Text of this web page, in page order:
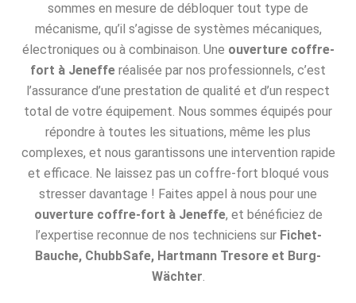
sommes en mesure de débloquer tout type de
mécanisme, qu’il s’agisse de systèmes mécaniques,
électroniques ou à combinaison. Une ouverture coffre-
fort à Jeneffe réalisée par nos professionnels, c’est
l’assurance d’une prestation de qualité et d’un respect
total de votre équipement. Nous sommes équipés pour
répondre à toutes les situations, même les plus
complexes, et nous garantissons une intervention rapide
et efficace. Ne laissez pas un coffre-fort bloqué vous
stresser davantage ! Faites appel à nous pour une
ouverture coffre-fort à Jeneffe, et bénéficiez de
l’expertise reconnue de nos techniciens sur Fichet-
Bauche, ChubbSafe, Hartmann Tresore et Burg-
Wächter.